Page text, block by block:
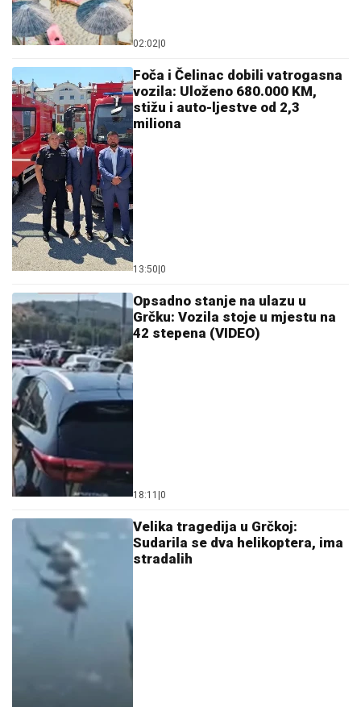
02:02 0
Foča i Čelinac dobili vatrogasna
vozila: Uloženo 680.000 KM,
stižu i auto-ljestve od 2,3
miliona
13:50 0
Opsadno stanje na ulazu u
Grčku: Vozila stoje u mjestu na
42 stepena (VIDEO)
18:11 0
Velika tragedija u Grčkoj:
Sudarila se dva helikoptera, ima
stradalih